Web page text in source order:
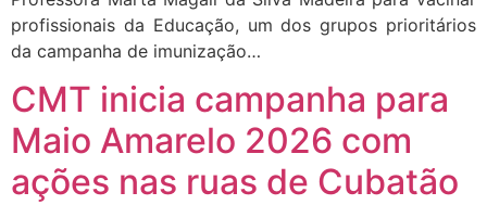
profissionais da Educação, um dos grupos prioritários
da campanha de imunização…
CMT inicia campanha para
Maio Amarelo 2026 com
ações nas ruas de Cubatão